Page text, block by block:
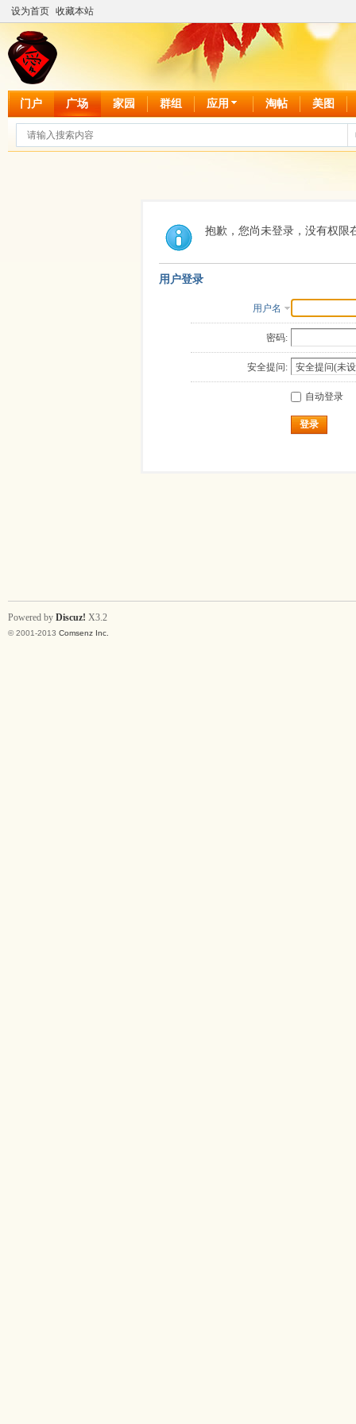
设为首页 收藏本站
门户 广场 家园 群组 应用 淘帖 美图
抱歉，您尚未登录，没有权限
用户登录
用户名
密码:
安全提问:
自动登录
登录
Powered by Discuz! X3.2
© 2001-2013 Comsenz Inc.